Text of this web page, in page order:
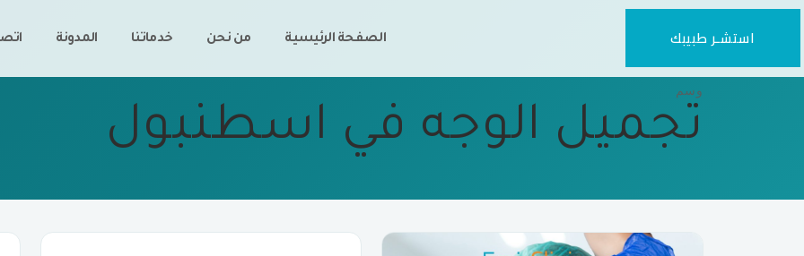
المدونة خدماتنا من نحن الصفحة الرئيسية استشـر طبيبك
وسم
تجميل الوجه في اسطنبول